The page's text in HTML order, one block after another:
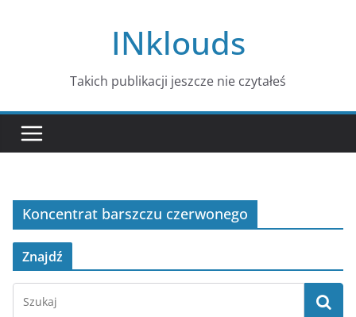
INklouds
Takich publikacji jeszcze nie czytałeś
Koncentrat barszczu czerwonego
Znajdź